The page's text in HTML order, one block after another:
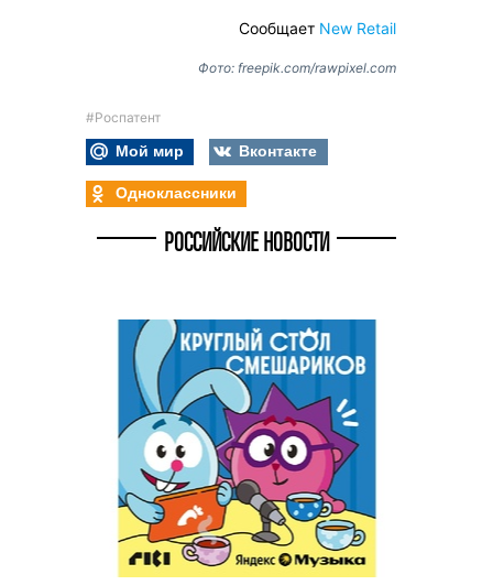
Сообщает New Retail
Фото: freepik.com/rawpixel.com
#Роспатент
Мой мир
Вконтакте
Одноклассники
РОССИЙСКИЕ НОВОСТИ